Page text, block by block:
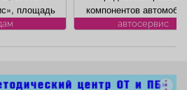
Проекты
Погода
компонентов автомобилей:
климат контроля, ЭБУ,
дисплеев, и многого другого.
автосервис